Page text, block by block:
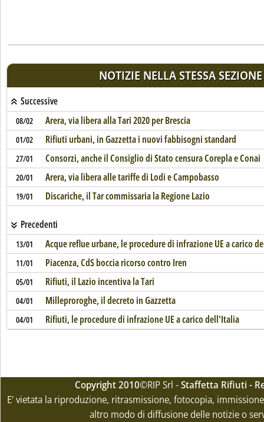
NOTIZIE NELLA STESSA SEZIONE
Successive
08/02 Arera, via libera alla Tari 2020 per Brescia
01/02 Rifiuti urbani, in Gazzetta i nuovi fabbisogni standard
27/01 Consorzi, anche il Consiglio di Stato censura Corepla e Conai
20/01 Arera, via libera alle tariffe di Lodi e Campobasso
19/01 Discariche, il Tar commissaria la Regione Lazio
Precedenti
13/01 Acque reflue urbane, le procedure di infrazione UE a carico
11/01 Piacenza, CdS boccia ricorso contro Iren
05/01 Rifiuti, il Lazio incentiva la Tari
04/01 Milleproroghe, il decreto in Gazzetta
04/01 Rifiuti, le procedure di infrazione UE a carico dell'Italia
Copyright 2010©RIP Srl -Staffetta Rifiuti -
E' vietata la riproduzione, ritrasmissione, fotocopia,
altro modo di diffusione delle notizie o